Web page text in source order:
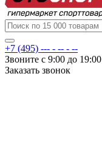
+7 (495) --- - -- - --
Звоните с 9:00 до 19:00
Заказать звонок